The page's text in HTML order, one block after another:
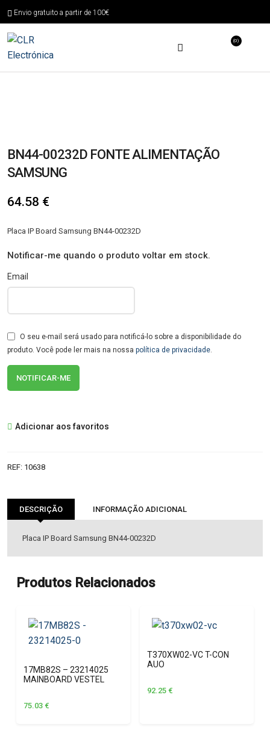
Envio gratuito a partir de 100€
(0)
BN44-00232D FONTE ALIMENTAÇÃO
SAMSUNG
64.58 €
Placa IP Board Samsung BN44-00232D
Notificar-me quando o produto voltar em stock.
Email
O seu e-mail será usado para notificá-lo sobre a disponibilidade do
produto. Você pode ler mais na nossa política de privacidade.
Adicionar aos favoritos
REF: 10638
DESCRIÇÃO INFORMAÇÃO ADICIONAL
Placa IP Board Samsung BN44-00232D
Produtos Relacionados
17MB82S – 23214025
MAINBOARD VESTEL
75.03 €
T370XW02-VC T-CON
AUO
92.25 €